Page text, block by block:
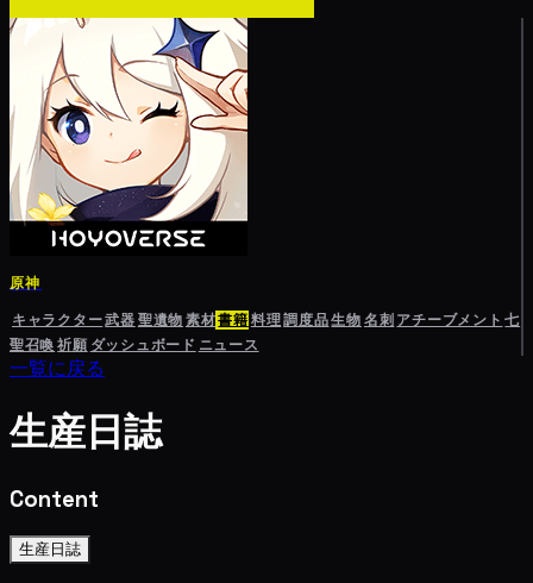
原神
キャラクター武器聖遺物素材書籍料理調度品生物名刺 アチーブメント 七
聖召喚祈願 ダッシュボード ニュース
一覧に戻る
生産日誌
Content
生産日誌